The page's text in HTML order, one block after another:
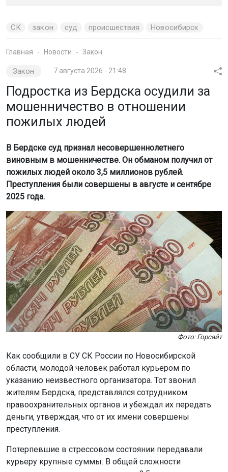
СК закон суд происшествия Новосибирск
Главная Новости Закон
Закон 7 августа 2026 - 21:48
Подростка из Бердска осудили за
мошенничество в отношении
пожилых людей
В Бердске суд признал несовершеннолетнего
виновным в мошенничестве. Он обманом получил от
пожилых людей около 3,5 миллионов рублей.
Преступления были совершены в августе и сентябре
2025 года.
Фото: Горсайт
Как сообщили в СУ СК России по Новосибирской
области, молодой человек работал курьером по
указанию неизвестного организатора. Тот звонил
жителям Бердска, представлялся сотрудником
правоохранительных органов и убеждал их передать
деньги, утверждая, что от их имени совершены
преступления.
Потерпевшие в стрессовом состоянии передавали
курьеру крупные суммы. В общей сложности